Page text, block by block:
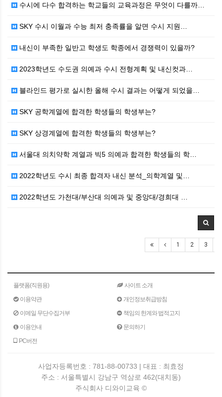
수시에 다수 합격하는 학교들의 교육과정은 무엇이 다를까…
SKY 수시 이월과 수능 최저 충족률을 알면 수시 지원…
내신이 부족한 일반고 학생도 학종에서 경쟁력이 있을까?
2023학년도 수도권 의예과 수시 전형계획 및 내신컷과…
블라인드 평가로 실시한 올해 수시 결과는 어떻게 되었을…
SKY 공학계열에 합격한 학생들의 학생부는?
SKY 상경계열에 합격한 학생들의 학생부는?
서울대 의치약학 계열과 빅5 의예과 합격한 학생들의 학…
2022학년도 수시 최종 합격자 내신 분석_의학계열 및…
2022학년도 가천대/부산대 의예과 및 중앙대/경희대 …
1 2 3
플랫폼(직원용)
사이트 소개
이용약관
개인정보취급방침
이메일 무단수집거부
책임의 한계와 법적고지
이용안내
문의하기
PC버전
사업자등록번호 : 781-88-00733 | 대표 : 최효정
주소 : 서울특별시 강남구 역삼로 462(대치동)
주식회사 디와이교육 ©